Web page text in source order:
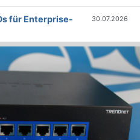
für Enterprise-
30.07.2026